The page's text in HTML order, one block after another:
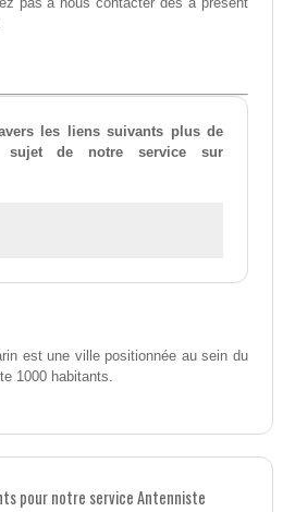
les liens suivants plus de
sujet de notre service sur
est une ville positionnée au sein du
1000 habitants.
pour notre service Antenniste